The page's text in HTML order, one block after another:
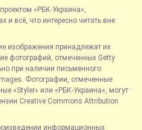
«РБК-Украина»,
всё, что интересно читать вне
изображения принадлежат их
фотографий, отмеченных Getty
при наличии письменного
Фотографии, отмеченные
«Styler» или «РБК-Украина», могут
Creative Commons Attribution
информационных